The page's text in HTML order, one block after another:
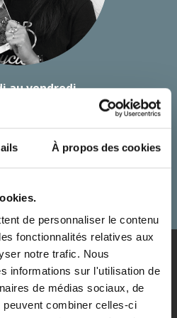
À propos des cookies
de personnaliser le contenu
fonctionnalités relatives aux
notre trafic. Nous
informations sur l'utilisation de
de médias sociaux, de
combiner celles-ci
au vendredi
vos rêves pour
vos aventures !
(0)230 964 954
NOUS